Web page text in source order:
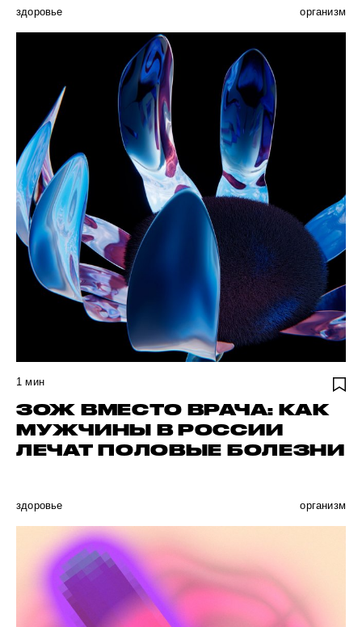
здоровье организм
1 мин
ЗОЖ ВМЕСТО ВРАЧА: КАК
МУЖЧИНЫ В РОССИИ
ЛЕЧАТ ПОЛОВЫЕ БОЛЕЗНИ
здоровье организм